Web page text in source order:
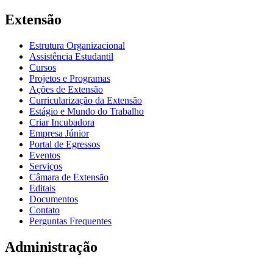
Extensão
Estrutura Organizacional
Assistência Estudantil
Cursos
Projetos e Programas
Ações de Extensão
Curricularização da Extensão
Estágio e Mundo do Trabalho
Criar Incubadora
Empresa Júnior
Portal de Egressos
Eventos
Serviços
Câmara de Extensão
Editais
Documentos
Contato
Perguntas Frequentes
Administração